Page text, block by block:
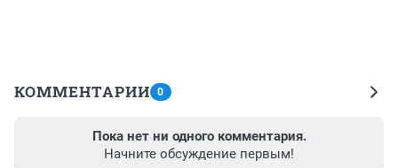
КОММЕНТАРИИ 0
Пока нет ни одного комментария.
Начните обсуждение первым!